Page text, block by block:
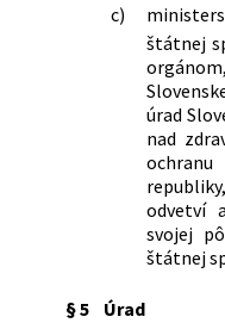
c)
štátnej
úrad
nad
odvetví
svojej
štátnej
§ 5
Úrad